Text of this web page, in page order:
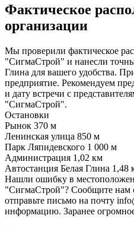
Фактическое
организации
Мы проверили фактическое
"СигмаСтрой" и нанесли
Глина для вашего удобства.
предприятие. Рекомендуем
и дату встречи с
"СигмаСтрой".
Остановки
Рынок 370 м
Ленинская улица 850 м
Парк Ляпидевского 1 000 м
Администрация 1,02 км
Автостанция Белая Глина 1,48
Нашли ошибку в
"СигмаСтрой"? Сообщите нам
отправьте письмо на почту
информацию. Заранее